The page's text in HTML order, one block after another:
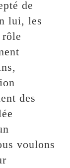
de
lui, les
des
voulons